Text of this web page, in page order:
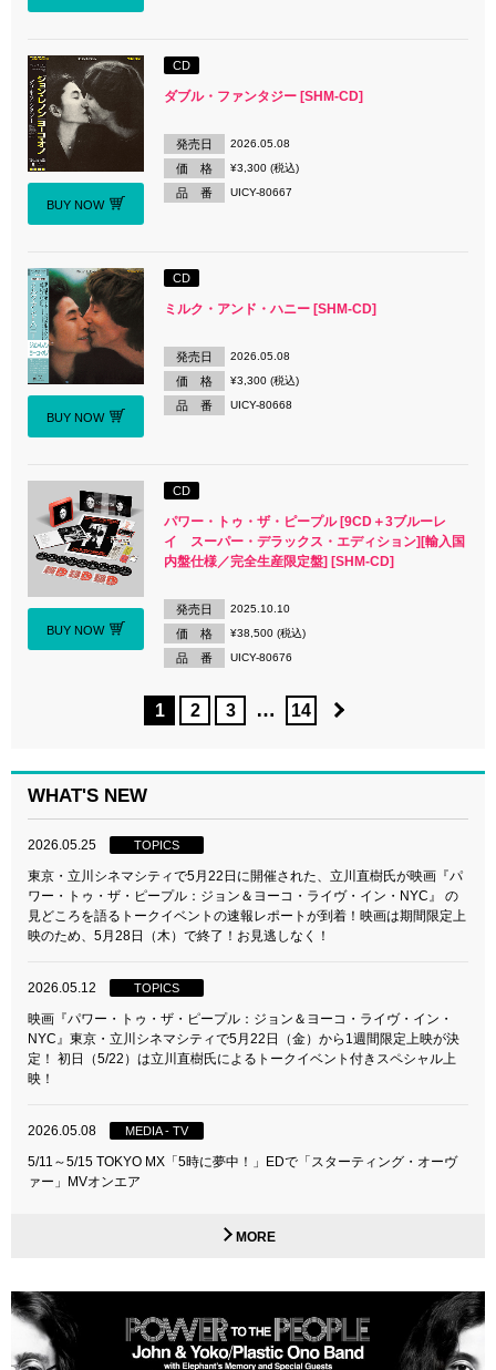
BUY NOW
CD
ダブル・ファンタジー [SHM-CD]
発売日 2026.05.08
価 格 ¥3,300 (税込)
品 番 UICY-80667
BUY NOW
CD
ミルク・アンド・ハニー [SHM-CD]
発売日 2026.05.08
価 格 ¥3,300 (税込)
品 番 UICY-80668
BUY NOW
CD
パワー・トゥ・ザ・ピープル [9CD＋3ブルーレ
イ スーパー・デラックス・エディション][輸入国
内盤仕様／完全生産限定盤] [SHM-CD]
発売日 2025.10.10
価 格 ¥38,500 (税込)
品 番 UICY-80676
1 2 3 … 14
WHAT'S NEW
2026.05.25 TOPICS
東京・立川シネマシティで5月22日に開催された、立川直樹氏が映画『パ
ワー・トゥ・ザ・ピープル：ジョン＆ヨーコ・ライヴ・イン・NYC』 の
見どころを語るトークイベントの速報レポートが到着！映画は期間限定上
映のため、5月28日（木）で終了！お見逃しなく！
2026.05.12 TOPICS
映画『パワー・トゥ・ザ・ピープル：ジョン＆ヨーコ・ライヴ・イン・
NYC』東京・立川シネマシティで5月22日（金）から1週間限定上映が決
定！ 初日（5/22）は立川直樹氏によるトークイベント付きスペシャル上
映！
2026.05.08 MEDIA - TV
5/11～5/15 TOKYO MX「5時に夢中！」EDで「スターティング・オーヴ
ァー」MVオンエア
MORE